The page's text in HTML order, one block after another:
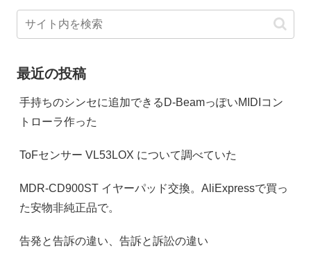
最近の投稿
手持ちのシンセに追加できるD-BeamっぽいMIDIコン
トローラ作った
ToFセンサー VL53LOX について調べていた
MDR-CD900ST イヤーパッド交換。AliExpressで買っ
た安物非純正品で。
告発と告訴の違い、告訴と訴訟の違い